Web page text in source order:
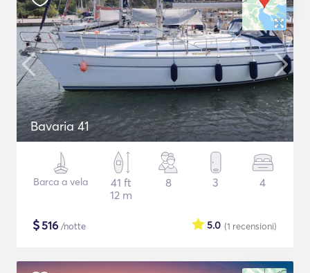
Bavaria 41
Barca a vela
41 ft
12 m
8 3 4
$516 /notte (1 recensioni)
5.0